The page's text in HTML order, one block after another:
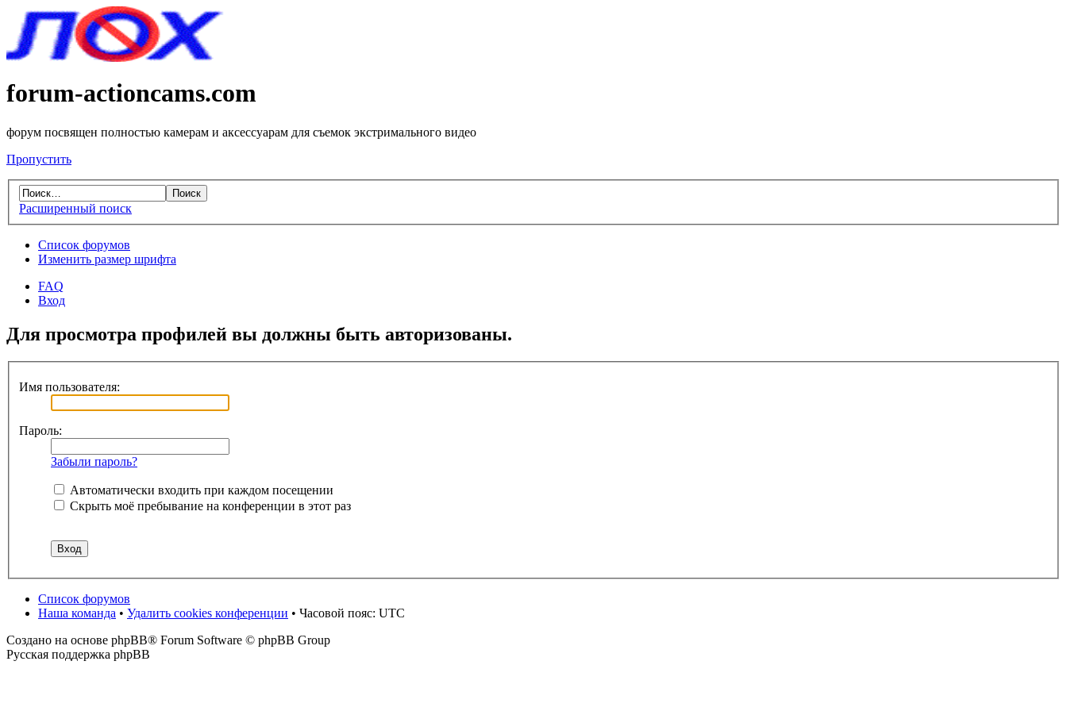
forum-actioncams.com
форум посвящен полностью камерам и аксессуарам для съемок экстримального видео
Пропустить
Расширенный поиск
Список форумов
Изменить размер шрифта
FAQ
Вход
Для просмотра профилей вы должны быть авторизованы.
Имя пользователя:
Пароль:
Забыли пароль?
Автоматически входить при каждом посещении
Скрыть моё пребывание на конференции в этот раз
Список форумов
Наша команда • Удалить cookies конференции • Часовой пояс: UTC
Создано на основе phpBB® Forum Software © phpBB Group
Русская поддержка phpBB